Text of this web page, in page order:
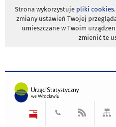
Strona wykorzystuje pliki cookies
zmiany ustawień Twojej
umieszczane w Twoim
zmienić te